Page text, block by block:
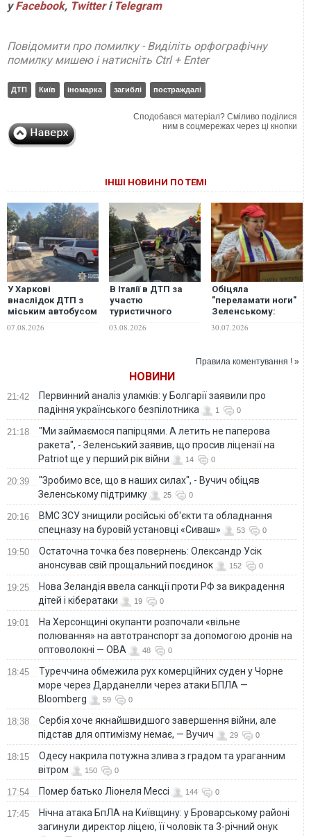
уFacebook, Twitter і Telegram
Повідомити про помилку - Виділіть орфографічну
помилку мишею і натисніть Ctrl + Enter
ДТП Київ іномарка загиблі постраждалі
Сподобався матеріал? Сміливо поділися
ним в соцмережах через ці кнопки
ІНШІ НОВИНИ ПО ТЕМІ
У Харкові
внаслідок ДТП з
міським автобусом
постраждали
пасажири та водій
07.08.2026
В Італії в ДТП за
участю
туристичного
автобуса загинули
шестеро людей,
03.08.2026
Обіцяла
"переламати ноги"
Зеленському:
одіозна румунська
євродепутатка
постраждала у ДТП
30.07.2026
Правила коментування ! »
НОВИНИ
21:42
Первинний аналіз уламків: у Болгарії заявили про
падіння українського безпілотника
1 0
21:18
"Ми займаємося папірцями. А летить не паперова
ракета", - Зеленський заявив, що просив ліцензії на
Patriot ще у перший рік війни
14 0
20:39
"Зробимо все, що в наших силах", - Вучич обіцяв
Зеленському підтримку
25 0
20:16
ВМС ЗСУ знищили російські об'єкти та обладнання
спецназу на буровій установці «Сиваш»
53 0
19:50
Остаточна точка без повернень: Олександр Усік
анонсував свій прощальний поєдинок
152 0
19:25
Нова Зеландія ввела санкції проти РФ за викрадення
дітей і кібератаки
19 0
19:01
На Херсонщині окупанти розпочали «вільне
полювання» на автотранспорт за допомогою дронів на
оптоволокні — ОВА
48 0
18:45
Туреччина обмежила рух комерційних суден у Чорне
море через Дарданелли через атаки БПЛА —
Bloomberg
59 0
18:38
Сербія хоче якнайшвидшого завершення війни, але
підстав для оптимізму немає, — Вучич
29 0
18:15
Одесу накрила потужна злива з градом та ураганним
вітром
150 0
17:54 Помер батько Ліонеля Мессі 144 0
17:45
Нічна атака БпЛА на Київщину: у Броварському районі
загинули директор ліцею, її чоловік та 3-річний онук